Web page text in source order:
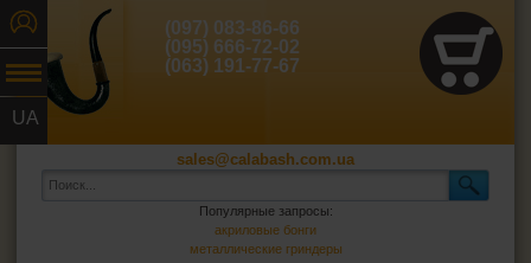
UA
(097) 083-86-66
(095) 666-72-02
(063) 191-77-67
sales@calabash.com.ua
Популярные запросы:
акриловые бонги
металлические гриндеры